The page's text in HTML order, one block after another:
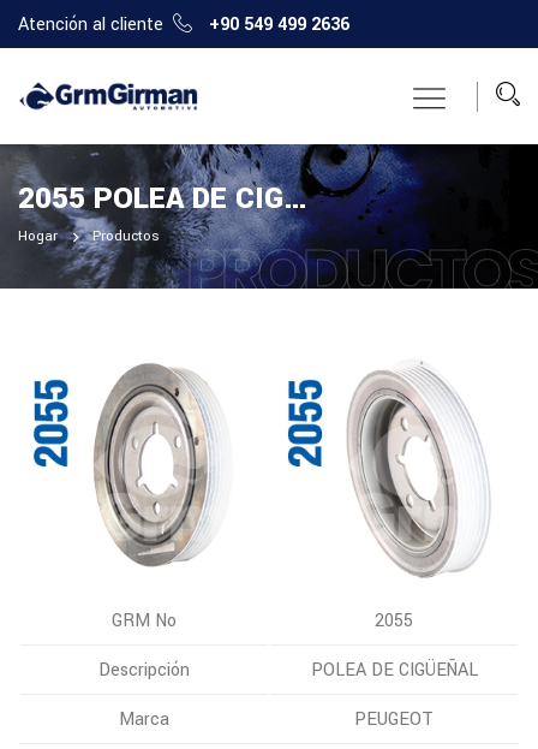
Atención al cliente +90 549 499 2636
2055 POLEA DE CIGÜEÑAL
Hogar Productos
GRM No
2055
Descripción
POLEA DE CIGÜEÑAL
Marca
PEUGEOT